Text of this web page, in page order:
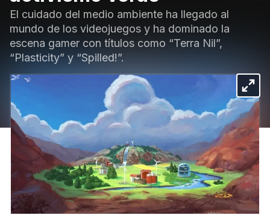
El cuidado del medio ambiente ha llegado al
mundo de los videojuegos y ha dominado la
escena gamer con títulos como “Terra Nil”,
“Plasticity” y “Spilled!”.